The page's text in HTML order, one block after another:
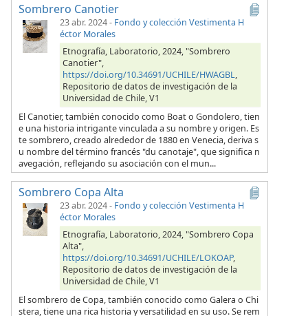
Sombrero Canotier
23 abr. 2024- Fondo y colección Vestimenta H
éctor Morales
Etnografía, Laboratorio, 2024, "Sombrero
Canotier",
https://doi.org/10.34691/UCHILE/HWAGBL,
Repositorio de datos de investigación de la
Universidad de Chile, V1
El Canotier, también conocido como Boat o Gondolero, tien
e una historia intrigante vinculada a su nombre y origen. Es
te sombrero, creado alrededor de 1880 en Venecia, deriva s
u nombre del término francés "du canotaje", que significa n
avegación, reflejando su asociación con el mun...
Sombrero Copa Alta
23 abr. 2024- Fondo y colección Vestimenta H
éctor Morales
Etnografía, Laboratorio, 2024, "Sombrero Copa
Alta",
https://doi.org/10.34691/UCHILE/LOKOAP,
Repositorio de datos de investigación de la
Universidad de Chile, V1
El sombrero de Copa, también conocido como Galera o Chi
stera, tiene una rica historia y versatilidad en su uso. Se rem